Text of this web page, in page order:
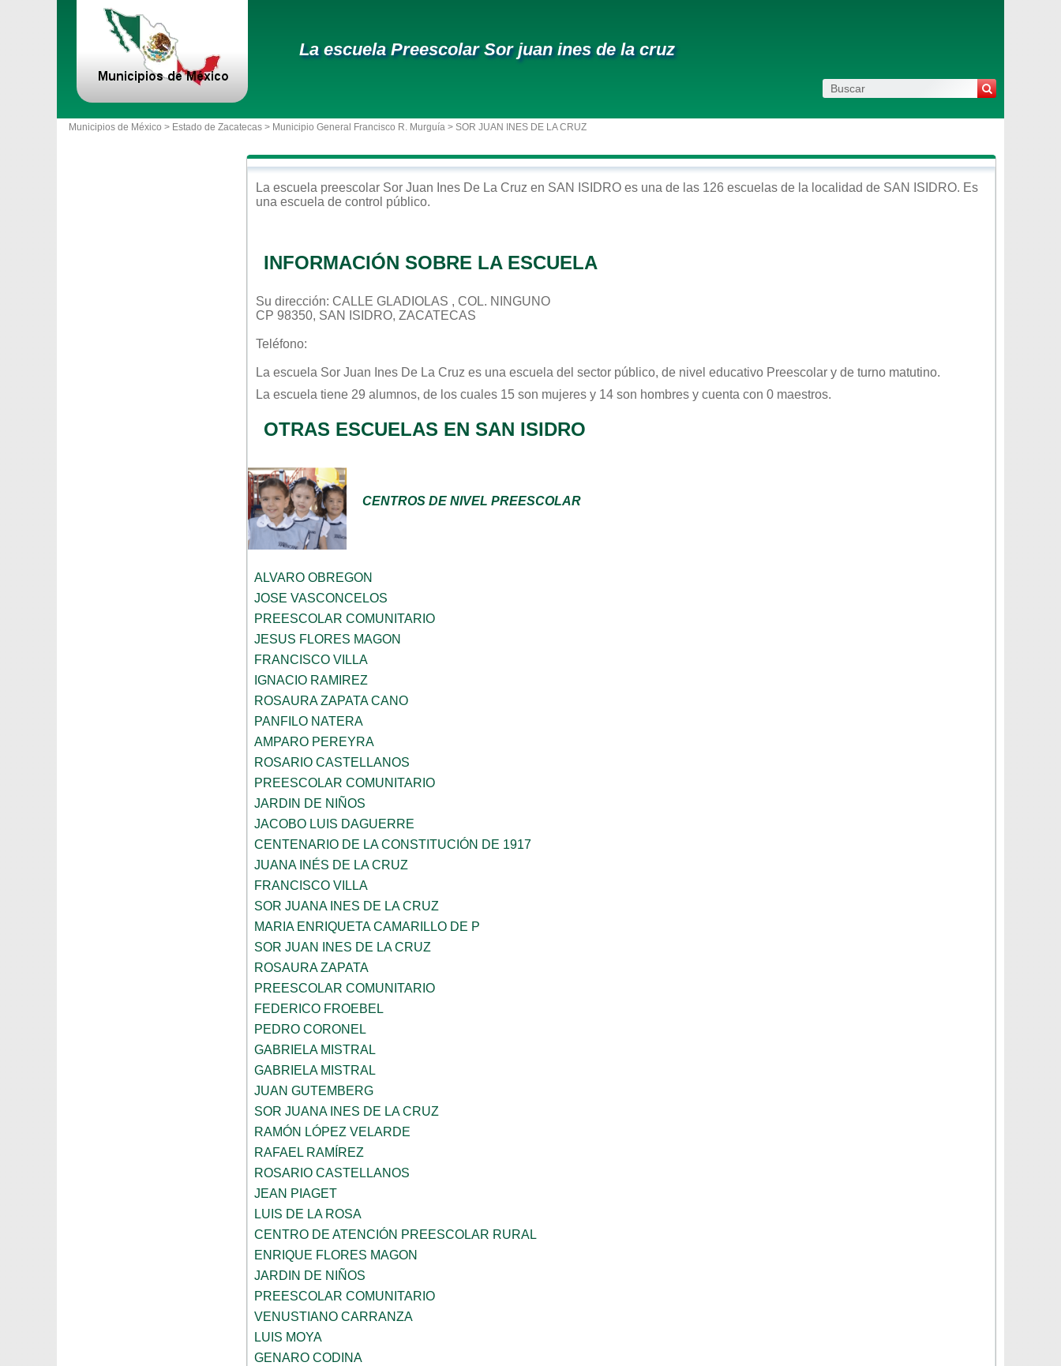
La escuela Preescolar Sor juan ines de la cruz
Municipios de México > Estado de Zacatecas > Municipio General Francisco R. Murguía > SOR JUAN INES DE LA CRUZ
La escuela preescolar Sor Juan Ines De La Cruz en SAN ISIDRO es una de las 126 escuelas de la localidad de SAN ISIDRO. Es
una escuela de control público.
INFORMACIÓN SOBRE LA ESCUELA
Su dirección: CALLE GLADIOLAS , COL. NINGUNO
CP 98350, SAN ISIDRO, ZACATECAS
Teléfono:
La escuela Sor Juan Ines De La Cruz es una escuela del sector público, de nivel educativo Preescolar y de turno matutino.
La escuela tiene 29 alumnos, de los cuales 15 son mujeres y 14 son hombres y cuenta con 0 maestros.
OTRAS ESCUELAS EN SAN ISIDRO
CENTROS DE NIVEL PREESCOLAR
ALVARO OBREGON
JOSE VASCONCELOS
PREESCOLAR COMUNITARIO
JESUS FLORES MAGON
FRANCISCO VILLA
IGNACIO RAMIREZ
ROSAURA ZAPATA CANO
PANFILO NATERA
AMPARO PEREYRA
ROSARIO CASTELLANOS
PREESCOLAR COMUNITARIO
JARDIN DE NIÑOS
JACOBO LUIS DAGUERRE
CENTENARIO DE LA CONSTITUCIÓN DE 1917
JUANA INÉS DE LA CRUZ
FRANCISCO VILLA
SOR JUANA INES DE LA CRUZ
MARIA ENRIQUETA CAMARILLO DE P
SOR JUAN INES DE LA CRUZ
ROSAURA ZAPATA
PREESCOLAR COMUNITARIO
FEDERICO FROEBEL
PEDRO CORONEL
GABRIELA MISTRAL
GABRIELA MISTRAL
JUAN GUTEMBERG
SOR JUANA INES DE LA CRUZ
RAMÓN LÓPEZ VELARDE
RAFAEL RAMÍREZ
ROSARIO CASTELLANOS
JEAN PIAGET
LUIS DE LA ROSA
CENTRO DE ATENCIÓN PREESCOLAR RURAL
ENRIQUE FLORES MAGON
JARDIN DE NIÑOS
PREESCOLAR COMUNITARIO
VENUSTIANO CARRANZA
LUIS MOYA
GENARO CODINA